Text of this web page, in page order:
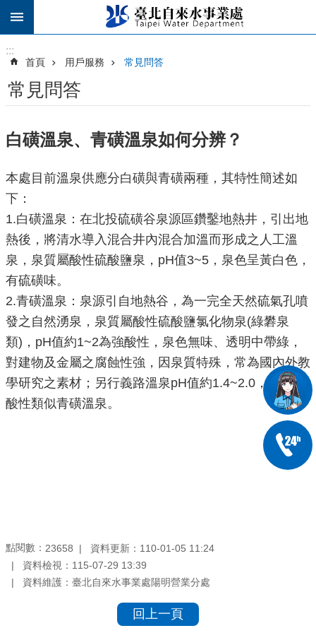
跳到主要內容區塊
:::
首頁 用戶服務 常見問答
常見問答
白磺溫泉、青磺溫泉如何分辨？
本處目前溫泉供應分白磺與青磺兩種，其特性簡述如
下：
1.白磺溫泉：在北投硫磺谷泉源區鑽鑿地熱井，引出地
熱後，將清水導入混合井內混合加溫而形成之人工溫
泉，泉質屬酸性硫酸鹽泉，pH值3~5，泉色呈黃白色，
有硫磺味。
2.青磺溫泉：泉源引自地熱谷，為一完全天然硫氣孔噴
發之自然湧泉，泉質屬酸性硫酸鹽氯化物泉(綠礬泉
類)，pH值約1~2為強酸性，泉色無味、透明中帶綠，
對建物及金屬之腐蝕性強，因泉質特殊，常為國內外教
學研究之素材；另行義路溫泉pH值約1.4~2.0，亦為強
酸性類似青磺溫泉。
點閱數： 23658
資料更新：110-01-05 11:24
資料檢視：115-07-29 13:39
資料維護：臺北自來水事業處陽明營業分處
回上一頁